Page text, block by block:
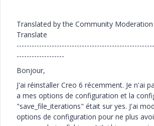
Translated by the Community
Translate
-------------------
Bonjour,
J'ai réinstaller Creo 6 récemment. Je n'ai
a mes options de configuration et la
"save_file_iterations" était sur yes. J'ai
options de configuration pour ne plus